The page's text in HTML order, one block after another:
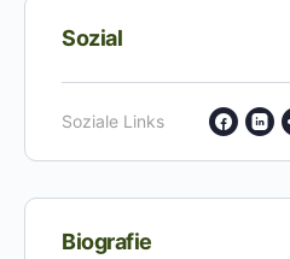
Sozial
Soziale Links
Biografie